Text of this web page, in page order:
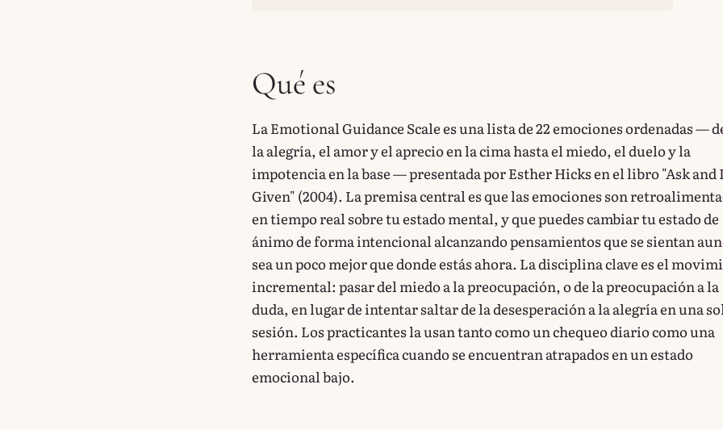
Qué es
La Emotional Guidance Scale es una lista de 22 emociones ordenadas —
la alegría, el amor y el aprecio en la cima hasta el miedo, el duelo y la
impotencia en la base — presentada por Esther Hicks en el libro "Ask and
Given" (2004). La premisa central es que las emociones son
en tiempo real sobre tu estado mental, y que puedes cambiar tu estado de
ánimo de forma intencional alcanzando pensamientos que se sientan
sea un poco mejor que donde estás ahora. La disciplina clave es el
incremental: pasar del miedo a la preocupación, o de la preocupación a la
duda, en lugar de intentar saltar de la desesperación a la alegría en una
sesión. Los practicantes la usan tanto como un chequeo diario como una
herramienta específica cuando se encuentran atrapados en un estado
emocional bajo.